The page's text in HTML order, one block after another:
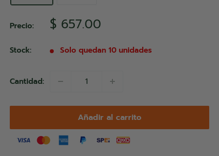
Precio: Precio
de
venta
$ 657.00
Stock: Solo quedan 10 unidades
Cantidad:
Añadir al carrito